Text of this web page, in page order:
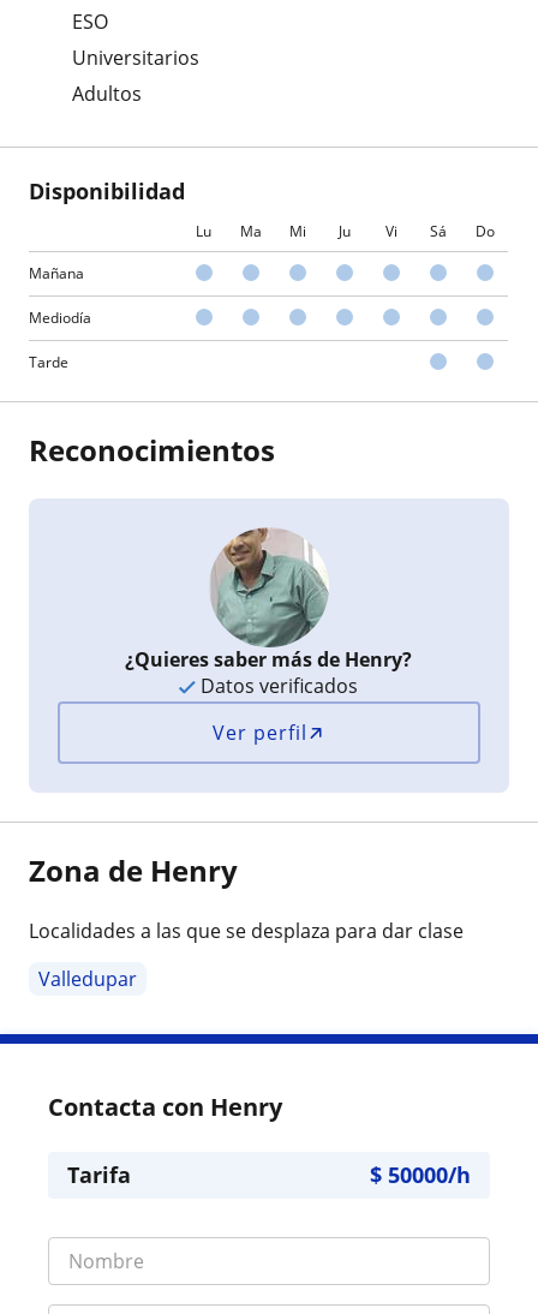
ESO
Universitarios
Adultos
Disponibilidad
Lu Ma Mi Ju Vi Sá Do
Mañana
Mediodía
Tarde
Reconocimientos
¿Quieres saber más de Henry?
Datos verificados
Ver perfil
Zona de Henry
Localidades a las que se desplaza para dar clase
Valledupar
Contacta con Henry
Tarifa $ 50000/h